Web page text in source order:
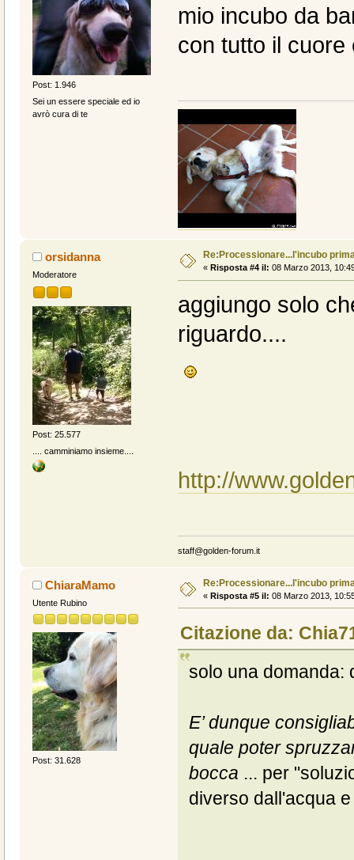
Post: 1.946
Sei un essere speciale ed io
avrò cura di te
mio incubo da
con tutto il
orsidanna
Moderatore
Post: 25.577
.... camminiamo insieme....
Re:Processionare...l'incubo
« Risposta #4 il: 08 Marzo 2013,
aggiungo solo
riguardo....
http://
staff@golden-forum.it
ChiaraMamo
Utente Rubino
Post: 31.628
Re:Processionare...l'incubo
« Risposta #5 il: 08 Marzo 2013,
Citazione da:
solo una domanda:
E’ dunque
quale poter
bocca ... per
diverso dall'acqua